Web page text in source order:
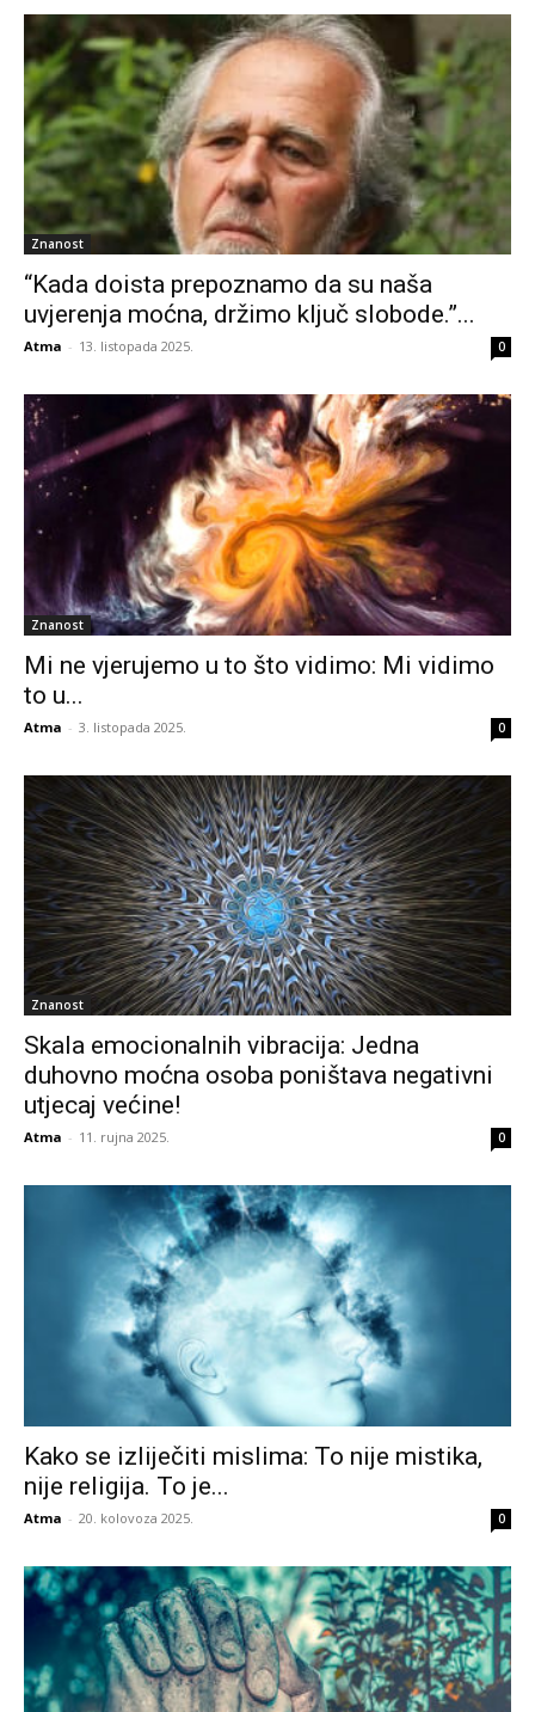
Znanost
“Kada doista prepoznamo da su naša
uvjerenja moćna, držimo ključ slobode.”...
Atma - 13. listopada 2025. 0
Znanost
Mi ne vjerujemo u to što vidimo: Mi vidimo
to u...
Atma - 3. listopada 2025. 0
Znanost
Skala emocionalnih vibracija: Jedna
duhovno moćna osoba poništava negativni
utjecaj većine!
Atma - 11. rujna 2025. 0
Kako se izliječiti mislima: To nije mistika,
nije religija. To je...
Atma - 20. kolovoza 2025. 0